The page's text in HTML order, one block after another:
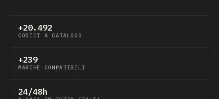
+20.492
CODICI A CATALOGO
+239
MARCHE COMPATIBILI
24/48h